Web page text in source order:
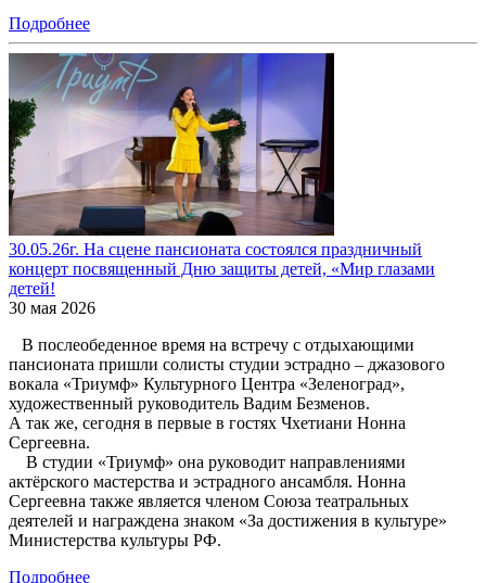
Подробнее
30.05.26г. На сцене пансионата состоялся праздничный
концерт посвященный Дню защиты детей, «Мир глазами
детей!
30 мая 2026
В послеобеденное время на встречу с отдыхающими
пансионата пришли солисты студии эстрадно – джазового
вокала «Триумф» Культурного Центра «Зеленоград»,
художественный руководитель Вадим Безменов.
А так же, сегодня в первые в гостях Чхетиани Нонна
Сергеевна.
В студии «Триумф» она руководит направлениями
актёрского мастерства и эстрадного ансамбля. Нонна
Сергеевна также является членом Союза театральных
деятелей и награждена знаком «За достижения в культуре»
Министерства культуры РФ.
Подробнее